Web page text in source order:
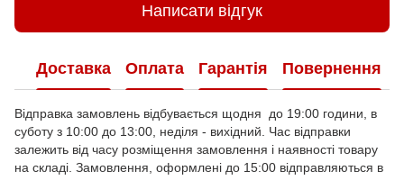
Написати відгук
Доставка Оплата Гарантія Повернення
Відправка замовлень відбувається щодня до 19:00 години, в
суботу з 10:00 до 13:00, неділя - вихідний. Час відправки
залежить від часу розміщення замовлення і наявності товару
на складі. Замовлення, оформлені до 15:00 відправляються в